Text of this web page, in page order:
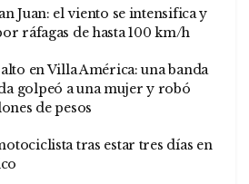
Juan: el viento se intensifica y
ráfagas de hasta 100 km/h
en Villa América: una banda
golpeó a una mujer y robó
de pesos
tras estar tres días en